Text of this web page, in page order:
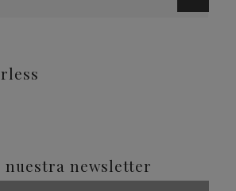
nuestra newsletter